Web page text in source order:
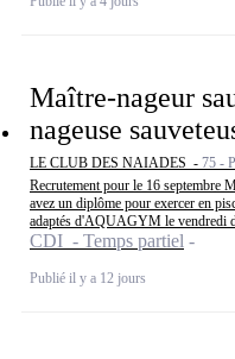
Maître-nageur
nageuse
LE CLUB DES NAIADES - 75 -
Recrutement pour le 16
avez un diplôme pour exercer en
adaptés d'AQUAGYM le vendredi
CDI - Temps partiel
Publié il y a 12 jours